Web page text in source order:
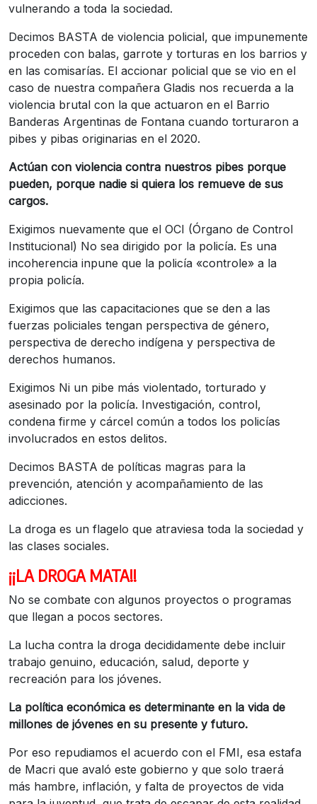
vulnerando a toda la sociedad.
Decimos BASTA de violencia policial, que impunemente
proceden con balas, garrote y torturas en los barrios y
en las comisarías. El accionar policial que se vio en el
caso de nuestra compañera Gladis nos recuerda a la
violencia brutal con la que actuaron en el Barrio
Banderas Argentinas de Fontana cuando torturaron a
pibes y pibas originarias en el 2020.
Actúan con violencia contra nuestros pibes porque
pueden, porque nadie si quiera los remueve de sus
cargos.
Exigimos nuevamente que el OCI (Órgano de Control
Institucional) No sea dirigido por la policía. Es una
incoherencia inpune que la policía «controle» a la
propia policía.
Exigimos que las capacitaciones que se den a las
fuerzas policiales tengan perspectiva de género,
perspectiva de derecho indígena y perspectiva de
derechos humanos.
Exigimos Ni un pibe más violentado, torturado y
asesinado por la policía. Investigación, control,
condena firme y cárcel común a todos los policías
involucrados en estos delitos.
Decimos BASTA de políticas magras para la
prevención, atención y acompañamiento de las
adicciones.
La droga es un flagelo que atraviesa toda la sociedad y
las clases sociales.
¡¡LA DROGA MATA!!
No se combate con algunos proyectos o programas
que llegan a pocos sectores.
La lucha contra la droga decididamente debe incluir
trabajo genuino, educación, salud, deporte y
recreación para los jóvenes.
La política económica es determinante en la vida de
millones de jóvenes en su presente y futuro.
Por eso repudiamos el acuerdo con el FMI, esa estafa
de Macri que avaló este gobierno y que solo traerá
más hambre, inflación, y falta de proyectos de vida